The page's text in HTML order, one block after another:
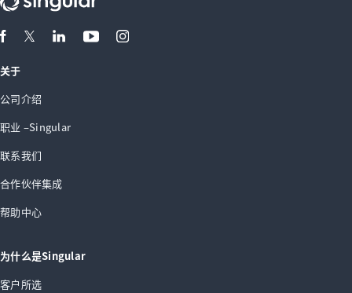
关于
公司介绍
职业 –Singular
联系我们
合作伙伴集成
帮助中心
为什么是Singular
客户所选